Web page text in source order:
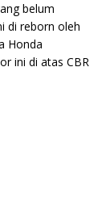
belum
di reborn oleh
Honda
ini di atas CBR